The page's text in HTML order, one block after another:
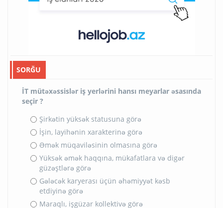
SORĞU
İT mütəxəssislər iş yerlərini hansı meyarlar əsasında
seçir ?
Şirkətin yüksək statusuna görə
İşin, layihənin xarakterinə görə
Əmək müqaviləsinin olmasına görə
Yüksək əmək haqqına, mükafatlara və digər
güzəştlərə görə
Gələcək karyerası üçün əhəmiyyət kəsb
etdiyinə görə
Maraqlı, işgüzar kollektivə görə